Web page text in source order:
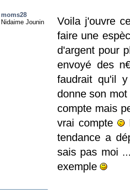
moms28
Nidaime Jounin
Voila j'ouvre
faire une
d'argent pour
envoyé des
faudrait qu'il
donne son
compte mais
vrai compte
tendance a
sais pas moi
exemple